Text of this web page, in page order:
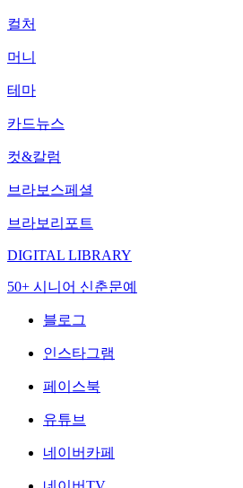
컬처
머니
테마
카드뉴스
컷&칼럼
브라보스페셜
브라보리포트
DIGITAL LIBRARY
50+ 시니어 신춘문예
블로그
인스타그램
페이스북
유튜브
네이버카페